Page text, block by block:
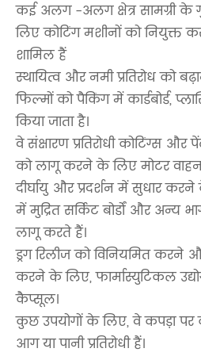
कई अलग -अलग क्षेत्र सामग्री
लिए कोटिंग मशीनों को नियुक्त
शामिल हैं
स्थायित्व और नमी प्रतिरोध को
फिल्मों को पैकिंग में कार्डबोर्ड,
किया जाता है।
वे संक्षारण प्रतिरोधी कोटिंग्स
को लागू करने के लिए मोटर वाहन
दीर्घायु और प्रदर्शन में सुधार
में मुद्रित सर्किट बोर्डों और अन्य
लागू करते हैं।
ड्रग रिलीज को विनियमित करने
करने के लिए, फार्मास्युटिकल
कैप्सूल।
कुछ उपयोगों के लिए, वे कपड़ा पर
आग या पानी प्रतिरोधी हैं।